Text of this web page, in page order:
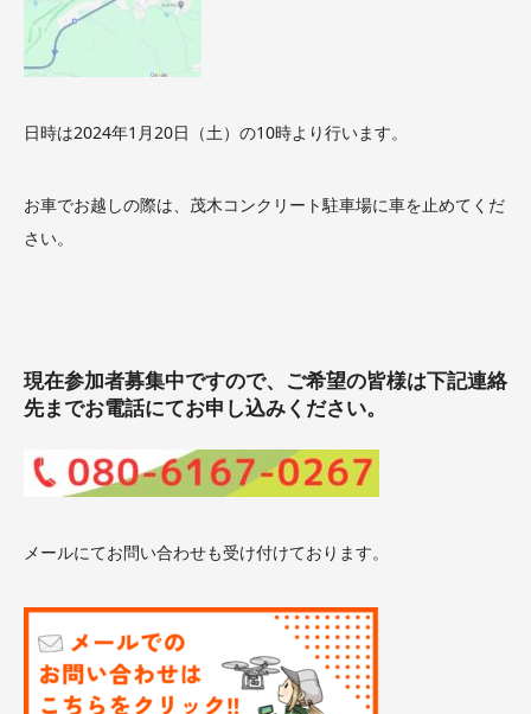
日時は2024年1月20日（土）の10時より行います。
お車でお越しの際は、茂木コンクリート駐車場に車を止めてくだ
さい。
現在参加者募集中ですので、ご希望の皆様は下記連絡
先までお電話にてお申し込みください。
メールにてお問い合わせも受け付けております。